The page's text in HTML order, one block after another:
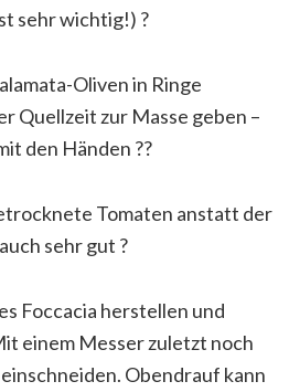
sehr wichtig!) ?
Oliven in Ringe
Quellzeit zur Masse geben –
den Händen ??
Tomaten anstatt der
sehr gut ?
Foccacia herstellen und
einem Messer zuletzt noch
Obendrauf kann